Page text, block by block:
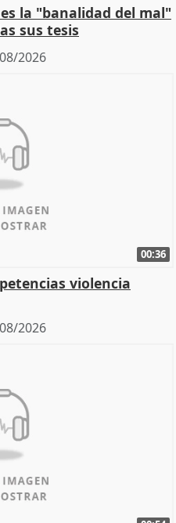
la "banalidad del mal"
sus tesis
2026
00:36
violencia
2026